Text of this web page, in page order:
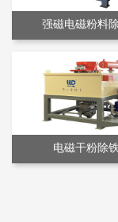
强磁电磁粉料
电磁干粉除